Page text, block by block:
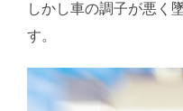
しかし車の調子が悪く
す。